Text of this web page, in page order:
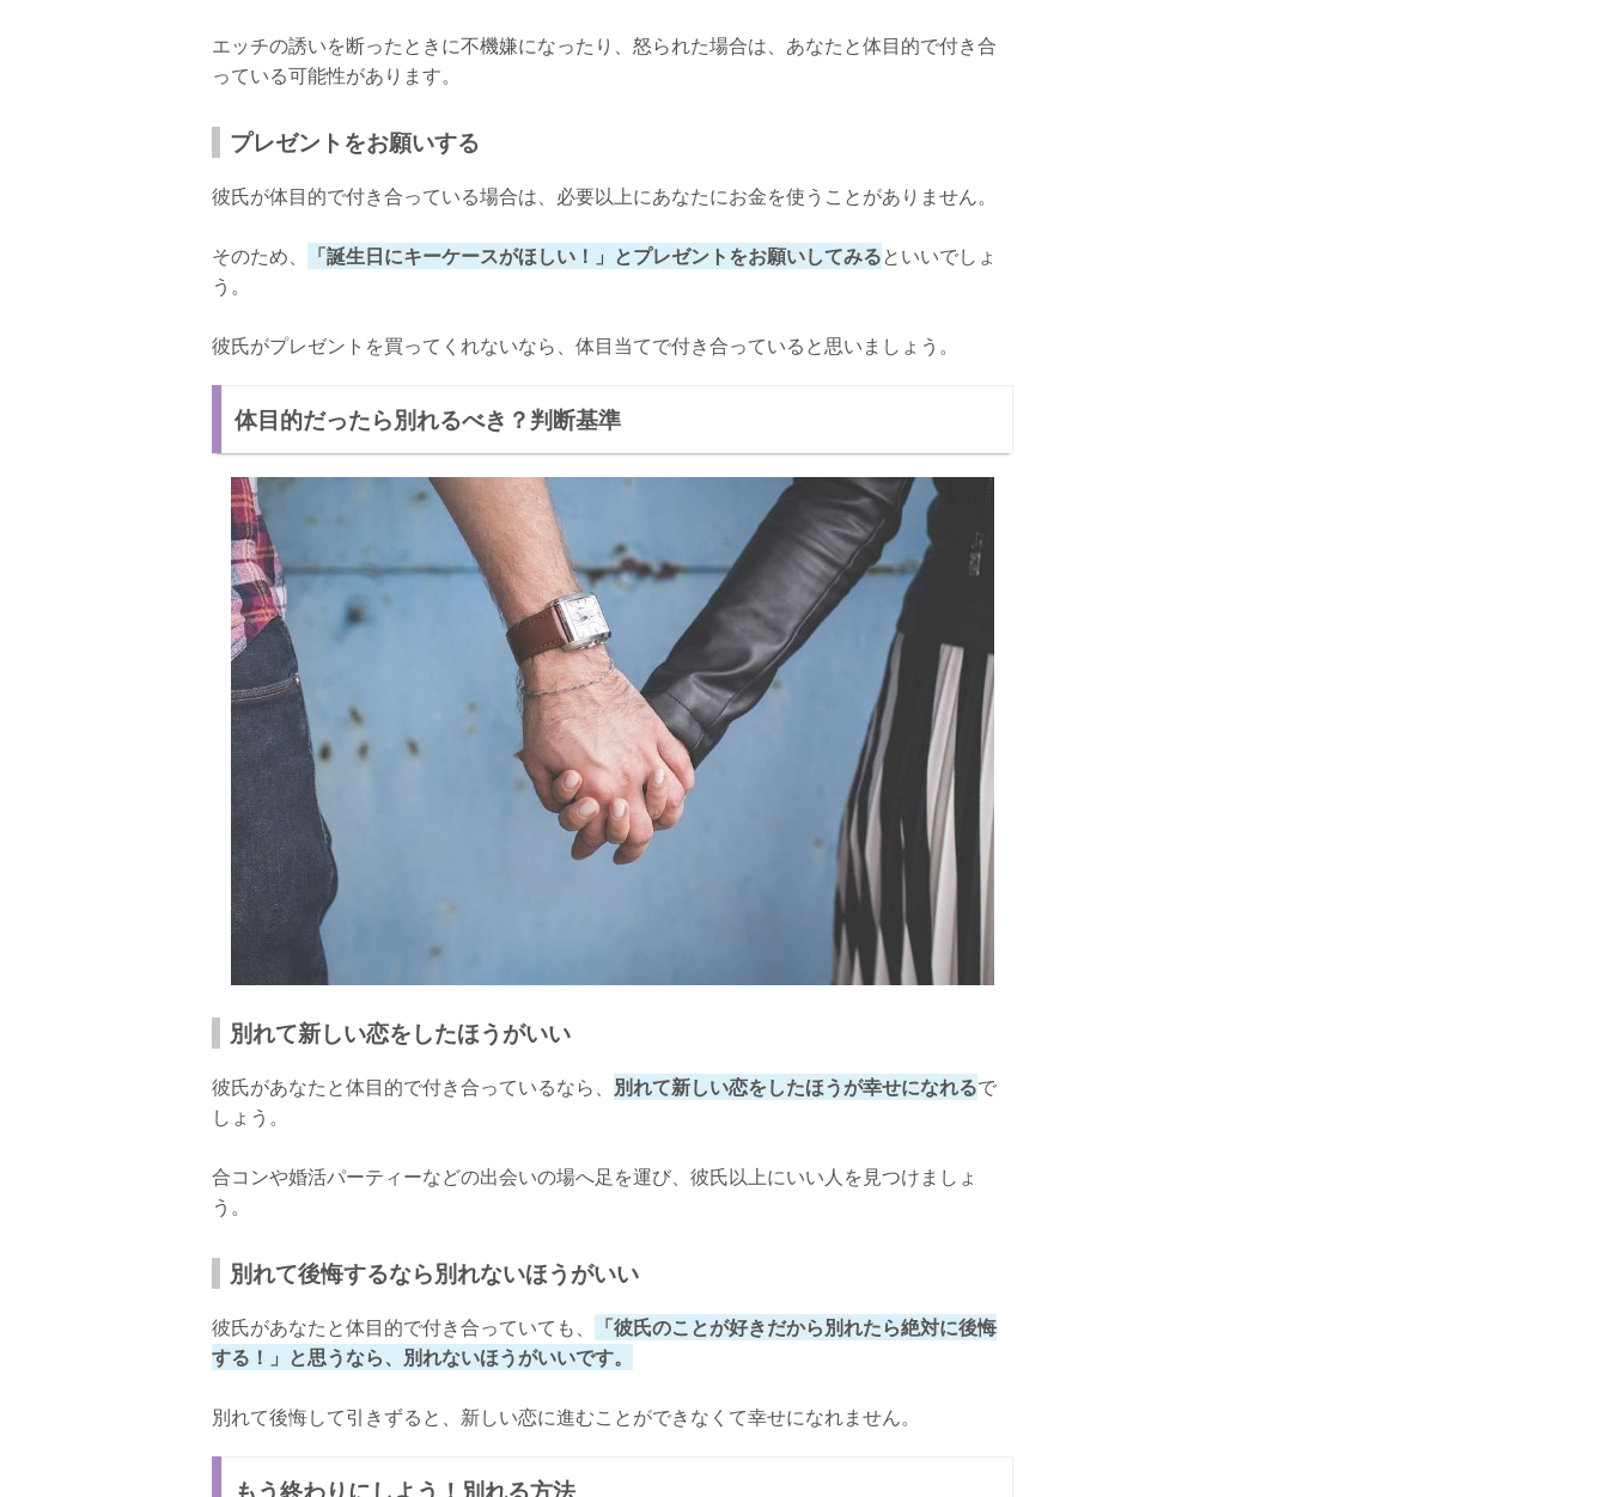
エッチの誘いを断ったときに不機嫌になったり、怒られた場合は、あなたと体目的で付き合
っている可能性があります。
プレゼントをお願いする
彼氏が体目的で付き合っている場合は、必要以上にあなたにお金を使うことがありません。
そのため、 「誕生日にキーケースがほしい！」とプレゼントをお願いしてみるといいでしょ
う。
彼氏がプレゼントを買ってくれないなら、体目当てで付き合っていると思いましょう。
体目的だったら別れるべき？判断基準
別れて新しい恋をしたほうがいい
彼氏があなたと体目的で付き合っているなら、 別れて新しい恋をしたほうが幸せになれるで
しょう。
合コンや婚活パーティーなどの出会いの場へ足を運び、彼氏以上にいい人を見つけましょ
う。
別れて後悔するなら別れないほうがいい
彼氏があなたと体目的で付き合っていても、
「彼氏のことが好きだから別れたら絶対に後悔
する！」と思うなら、別れないほうがいいです。
別れて後悔して引きずると、新しい恋に進むことができなくて幸せになれません。
もう終わりにしよう！別れる方法